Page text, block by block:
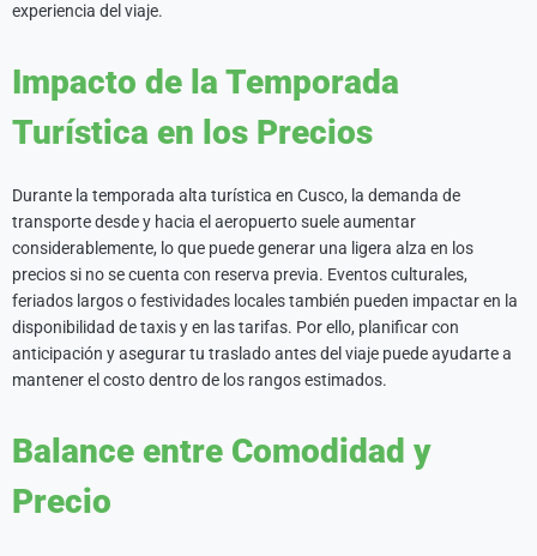
experiencia del viaje.
Impacto de la Temporada
Turística en los Precios
Durante la temporada alta turística en Cusco, la demanda de
transporte desde y hacia el aeropuerto suele aumentar
considerablemente, lo que puede generar una ligera alza en los
precios si no se cuenta con reserva previa. Eventos culturales,
feriados largos o festividades locales también pueden impactar en la
disponibilidad de taxis y en las tarifas. Por ello, planificar con
anticipación y asegurar tu traslado antes del viaje puede ayudarte a
mantener el costo dentro de los rangos estimados.
Balance entre Comodidad y
Precio